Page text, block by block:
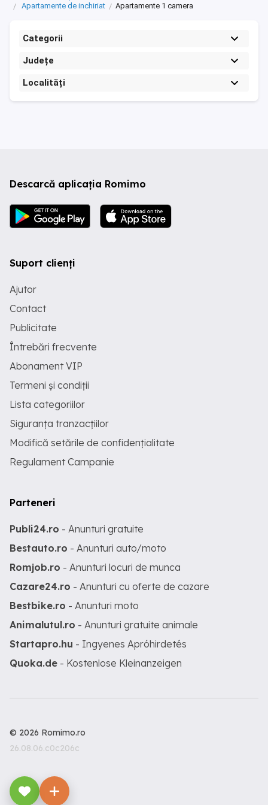
Apartamente de inchiriat
Apartamente 1 camera
Categorii
Județe
Localități
Descarcă aplicația Romimo
Suport clienți
Ajutor
Contact
Publicitate
Întrebări frecvente
Abonament VIP
Termeni și condiții
Lista categoriilor
Siguranța tranzacțiilor
Modifică setările de confidențialitate
Regulament Campanie
Parteneri
Publi24.ro - Anunturi gratuite
Bestauto.ro - Anunturi auto/moto
Romjob.ro - Anunturi locuri de munca
Cazare24.ro - Anunturi cu oferte de cazare
Bestbike.ro - Anunturi moto
Animalutul.ro - Anunturi gratuite animale
Startapro.hu - Ingyenes Apróhirdetés
Quoka.de - Kostenlose Kleinanzeigen
© 2026 Romimo.ro
26.08.06.c0c206c